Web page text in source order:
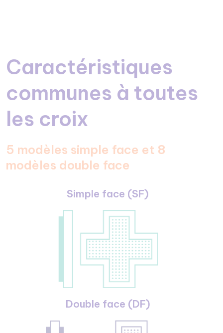
Caractéristiques
communes à toutes
les croix
5 modèles simple face et 8
modèles double face
Simple face (SF)
Double face (DF)